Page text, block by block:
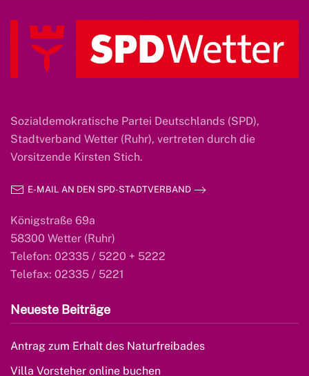
Sozialdemokratische Partei Deutschlands (SPD),
Stadtverband Wetter (Ruhr), vertreten durch die
Vorsitzende Kirsten Stich.
E-MAIL AN DEN SPD-STADTVERBAND
Königstraße 69a
58300 Wetter (Ruhr)
Telefon: 02335 / 5220 + 5222
Telefax: 02335 / 5221
Neueste Beiträge
Antrag zum Erhalt des Naturfreibades
Villa Vorsteher online buchen